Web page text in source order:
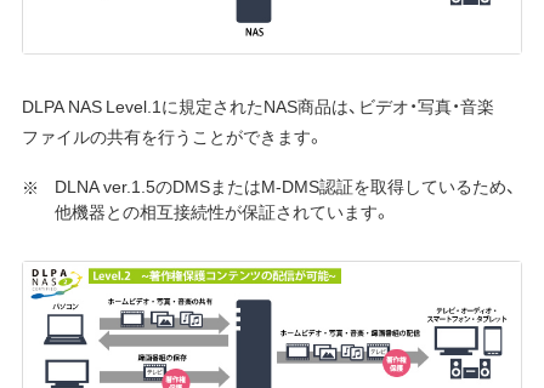
DLPA NAS Level.1に規定されたNAS商品は、ビデオ・写真・音楽
ファイルの共有を行うことができます。
DLNA ver.1.5のDMSまたはM-DMS認証を取得しているため、
他機器との相互接続性が保証されています。